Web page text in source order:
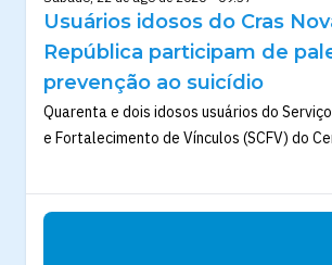
Usuários idosos do Cras
República participam de
prevenção ao suicídio
Quarenta e dois idosos usuários do
e Fortalecimento de Vínculos (SCFV) do